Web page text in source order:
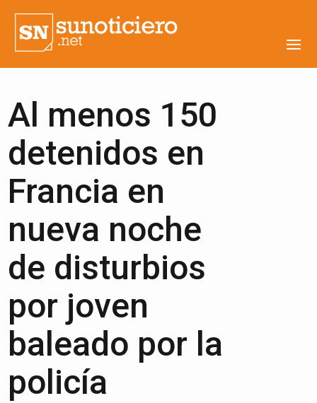
Al menos 150
detenidos en
Francia en
nueva noche
de disturbios
por joven
baleado por la
policía